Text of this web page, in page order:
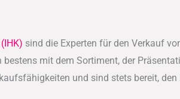
sind die Experten für den Verkauf
mit dem Sortiment, der
und sind stets bereit,